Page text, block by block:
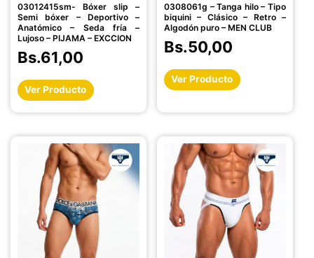
03012415sm- Bóxer slip –
Semi bóxer – Deportivo –
Anatómico – Seda fría –
Lujoso – PIJAMA – EXCCION
Bs.61,00
Ver Producto
en
la
página
0308061g – Tanga hilo – Tipo
biquini – Clásico – Retro –
Algodón puro – MEN CLUB
Bs.50,00
Ver Producto
en
la
producto
Este
producto
tiene
múltiples
variantes.
Las
opciones
se
Este
producto
tiene
múltiples
variantes.
Las
opciones